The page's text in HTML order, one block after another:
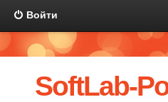
Войти
SoftLab-